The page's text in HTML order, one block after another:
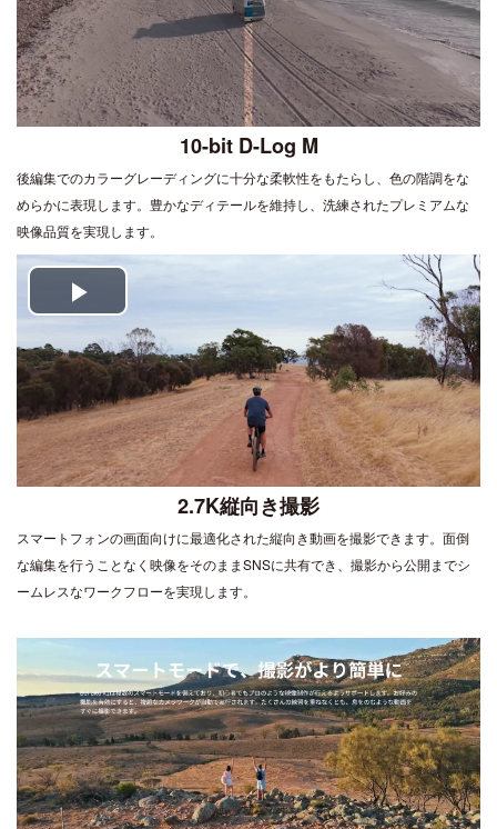
10-bit D-Log M
後編集でのカラーグレーディングに十分な柔軟性をもたらし、色の階調をな
めらかに表現します。豊かなディテールを維持し、洗練されたプレミアムな
映像品質を実現します。
Play
Video
2.7K縦向き撮影
スマートフォンの画面向けに最適化された縦向き動画を撮影できます。面倒
な編集を行うことなく映像をそのままSNSに共有でき、撮影から公開までシ
ームレスなワークフローを実現します。